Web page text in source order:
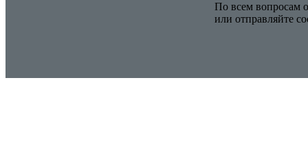
По всем вопросам
или отправляйте